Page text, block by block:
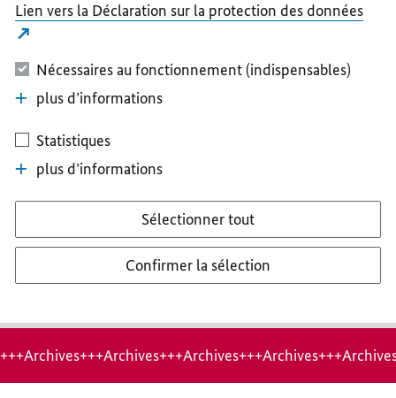
Lien vers la Déclaration sur la protection des données
Nécessaires au fonctionnement (indispensables)
plus d’informations
Statistiques
plus d’informations
Sélectionner tout
Confirmer la sélection